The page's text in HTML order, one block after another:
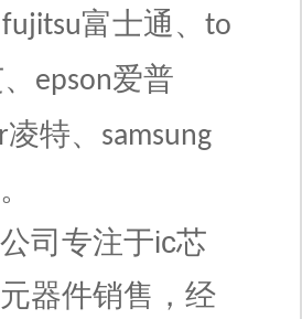
fujitsu富士通、 to
epson爱普
凌特、 samsung
司专注于ic芯
器件销售，经